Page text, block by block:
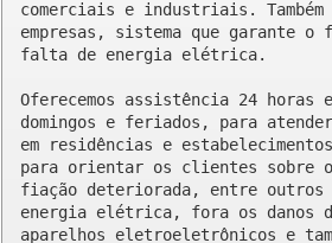
comerciais e industriais. Também
empresas, sistema que garante o
falta de energia elétrica.
Oferecemos assistência 24
domingos e feriados, para
em residências e
para orientar os clientes sobre
fiação deteriorada, entre outros
energia elétrica, fora os danos
aparelhos eletroeletrônicos e